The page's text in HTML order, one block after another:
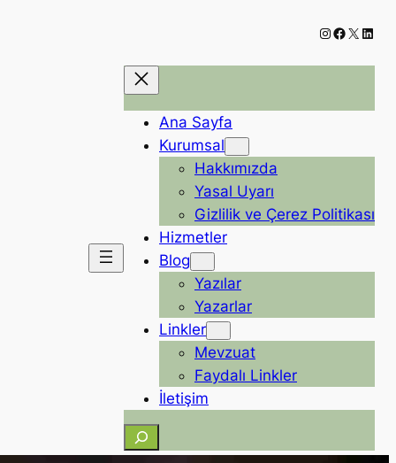
Instagram
X
Ana Sayfa
Kurumsal
Hakkımızda
Yasal Uyarı
Gizlilik ve Çerez Politikası
Hizmetler
Blog
Yazılar
Yazarlar
Linkler
Mevzuat
Faydalı Linkler
İletişim
Ara